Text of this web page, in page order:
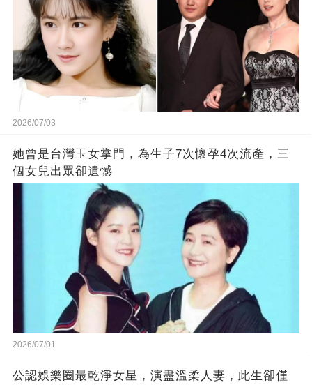
2026/07/03
她曾是台灣玉女掌門，為生子7次懷孕4次流產，三
個女兒出眾卻遺憾
2026/07/01
公認娛樂圈最乾淨女星，演盡溫柔人妻，此生卻僅